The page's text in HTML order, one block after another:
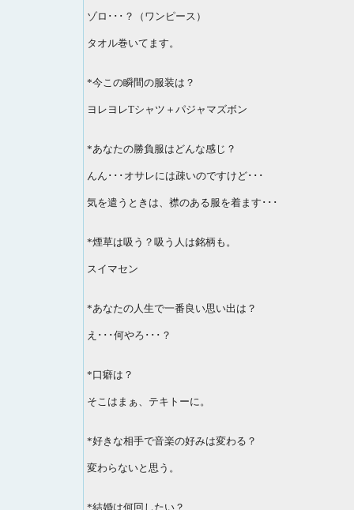
ゾロ･･･？（ワンピース）
タオル巻いてます。
*今この瞬間の服装は？
ヨレヨレTシャツ＋パジャマズボン
*あなたの勝負服はどんな感じ？
んん･･･オサレには疎いのですけど･･･
気を遣うときは、襟のある服を着ます･･･
*煙草は吸う？吸う人は銘柄も。
スイマセン
*あなたの人生で一番良い思い出は？
え･･･何やろ･･･？
*口癖は？
そこはまぁ、テキトーに。
*好きな相手で音楽の好みは変わる？
変わらないと思う。
*結婚は何回したい？